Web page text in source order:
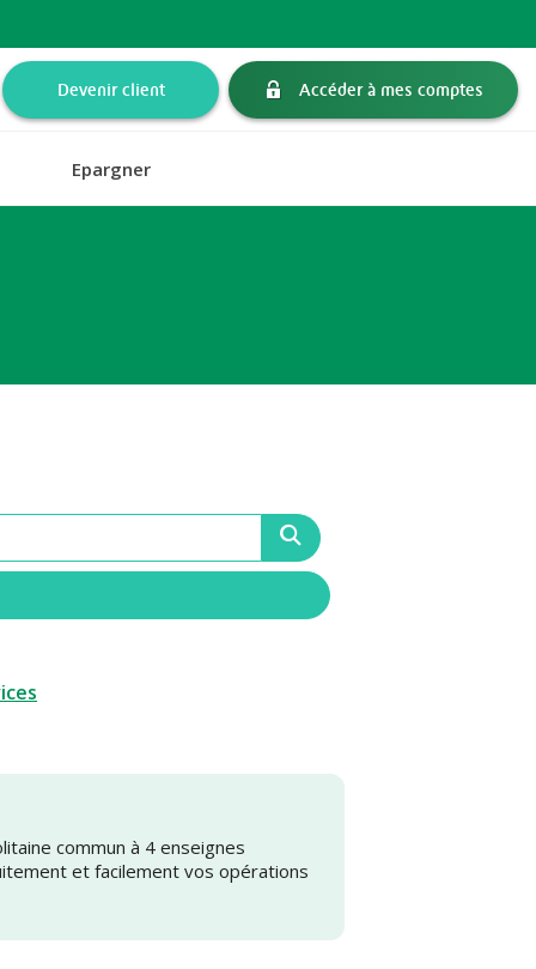
Devenir client Accéder à mes comptes
Epargner
commun à 4 enseignes
et facilement vos opérations